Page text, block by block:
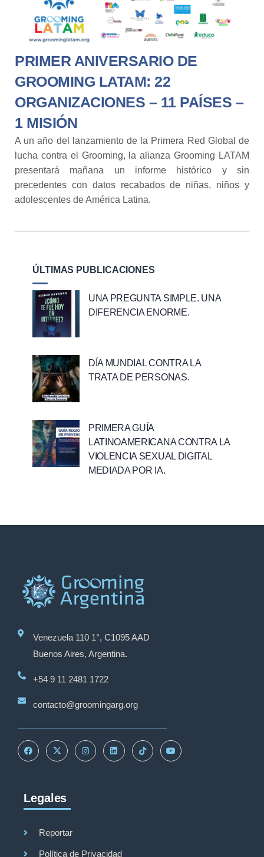
PRIMER ANIVERSARIO DE
GROOMING LATAM: 22
ORGANIZACIONES – 11 PAÍSES –
1 MISIÓN
A un año del lanzamiento de la Primera Red Global de
lucha contra el Grooming, la alianza Grooming LATAM
presentará mañana un informe histórico y sin
precedentes con datos recabados de niñas, niños y
adolescentes de América Latina.
ÚLTIMAS PUBLICACIONES
UNA PREGUNTA SIMPLE. UNA
DIFERENCIA ENORME.
DÍA MUNDIAL CONTRA LA
TRATA DE PERSONAS.
PRIMERA GUÍA
LATINOAMERICANA CONTRA LA
VIOLENCIA SEXUAL DIGITAL
MEDIADA POR IA.
Venezuela 110 1°, C1095 AAD
Buenos Aires, Argentina.
+54 9 11 2481 1722
contacto@groomingarg.org
Legales
Reportar
Política de Privacidad